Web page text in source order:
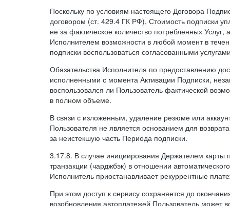
Поскольку по условиям настоящего Договора
договором (ст. 429.4 ГК РФ), Стоимость подписки
не за фактическое количество потребленных Услуг,
Исполнителем возможности в любой момент в
подписки воспользоваться согласованными
Обязательства Исполнителя по предоставлению
исполненными с момента Активации Подписки,
воспользовался ли Пользователь фактической
в полном объеме.
В связи с изложенным, удаление резюме или
Пользователя не является основанием для
за неистекшую часть Периода подписки.
3.17.8. В случае инициирования Держателем карты
транзакции (чарджбэк) в отношении
Исполнитель приостанавливает рекуррентные
При этом доступ к сервису сохраняется до
возобновления автоплатежей Пользователь может